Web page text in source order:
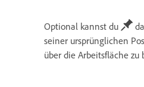
Optional kannst du
seiner ursprünglichen
über die Arbeitsfläche zu